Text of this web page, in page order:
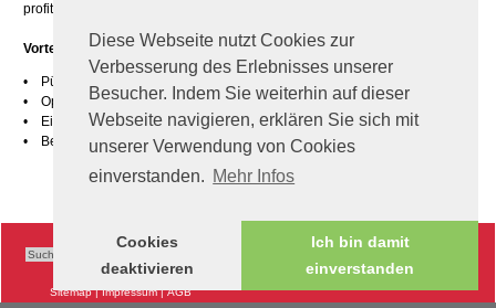
Diese Webseite nutzt Cookies zur
Verbesserung des Erlebnisses unserer
Besucher. Indem Sie weiterhin auf dieser
Webseite navigieren, erklären Sie sich mit
unserer Verwendung von Cookies
einverstanden. Mehr Infos
Cookies
deaktivieren
Ich bin damit
einverstanden
profitieren also nicht nur beide Seiten, sondern auch unsere Kunden.
Vorteile einer Partnerschaftmit SEC Logistics
• Pünktliche Bezahlung
• Optimierung Ihrer Leerkilometer und Standzeiten
• Einbindung in unsere Schulungsprogramme
• Betriebseigene Tankstelle und Werkstätte
Sitemap| Impressum| AGB